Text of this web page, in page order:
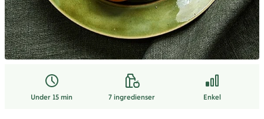
Under 15 min 7ingredienser Enkel